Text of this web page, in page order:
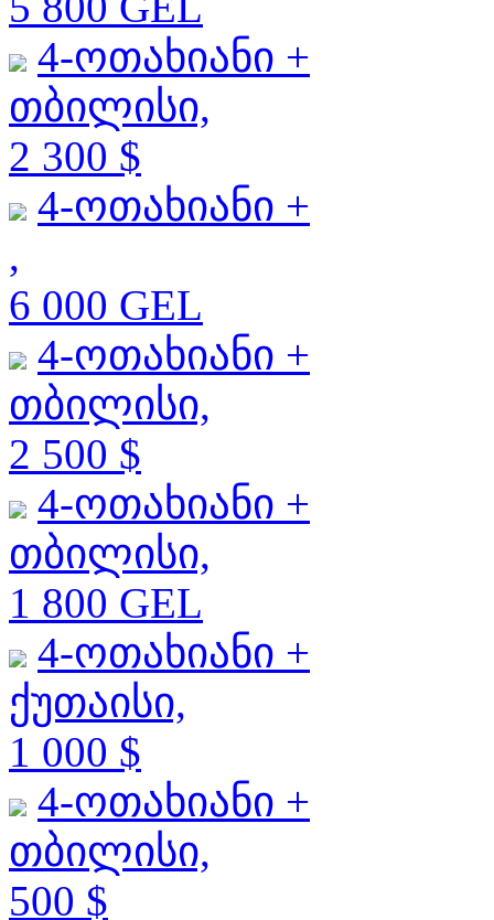
4-ოთახიანი +
თბილისი,
2 300 $
4-ოთახიანი +
,
6 000 GEL
4-ოთახიანი +
თბილისი,
2 500 $
4-ოთახიანი +
თბილისი,
1 800 GEL
4-ოთახიანი +
ქუთაისი,
1 000 $
4-ოთახიანი +
თბილისი,
500 $